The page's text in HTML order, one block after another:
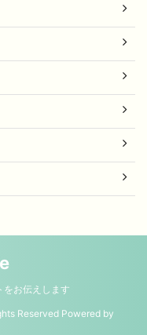
をお伝えします
Reserved Powered by